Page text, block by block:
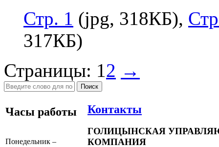
Стр. 1 (jpg, 318КБ),
317КБ)
Страницы: 12 →
Поиск
Часы работы
Понедельник –
Контакты
ГОЛИЦЫНСКАЯ
КОМПАНИЯ